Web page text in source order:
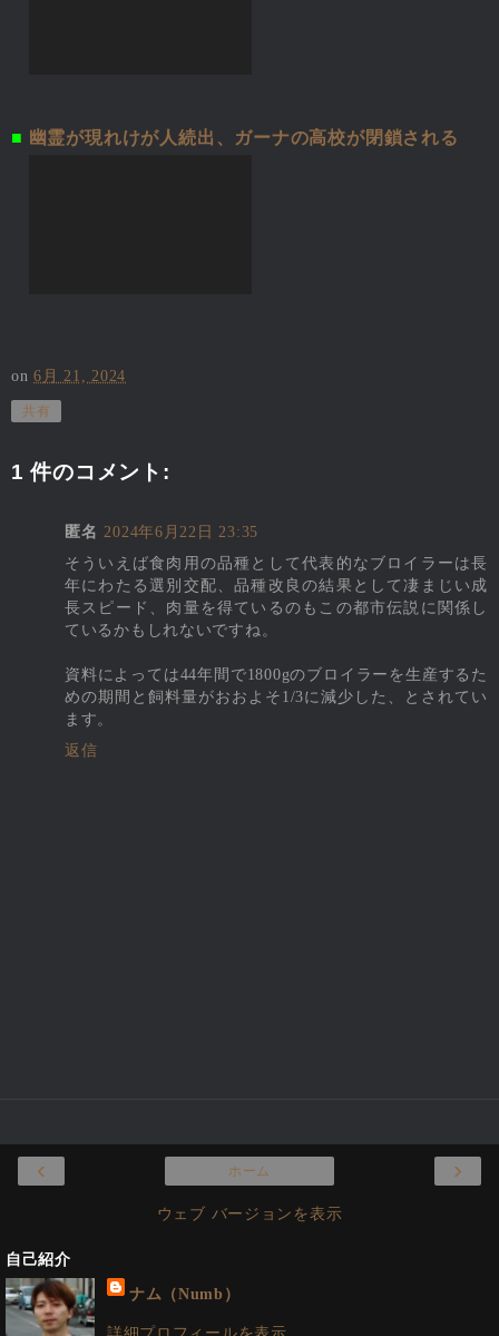
■ 幽霊が現れけが人続出、ガーナの高校が閉鎖される
on6月 21, 2024
共有
1 件のコメント:
匿名 2024年6月22日 23:35
そういえば食肉用の品種として代表的なブロイラーは長
年にわたる選別交配、品種改良の結果として凄まじい成
長スピード、肉量を得ているのもこの都市伝説に関係し
ているかもしれないですね。
資料によっては44年間で1800gのブロイラーを生産するた
めの期間と飼料量がおおよそ1/3に減少した、とされてい
ます。
返信
‹ ›
ホーム
ウェブ バージョンを表示
自己紹介
ナム（Numb）